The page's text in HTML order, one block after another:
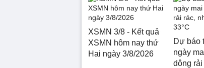
XSMN 3/8 - Kết quả
XSMN hôm nay thứ
Hai ngày 3/8/2026
Dự báo
ngày
dông rải